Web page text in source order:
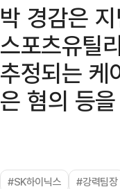
박 경감은
스포츠유틸
추정되는 케
은 혐의 등
#SK하이닉스 #강력팀장